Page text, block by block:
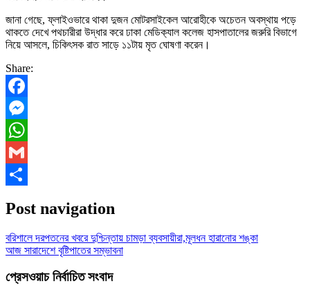
জানা গেছে, ফ্লাইওভারে থাকা দুজন মোটরসাইকেল আরোহীকে অচেতন অবস্থায় পড়ে
থাকতে দেখে পথচারীরা উদ্ধার করে ঢাকা মেডিক‌্যাল কলেজ হাসপাতালের জরুরি বিভাগে
নিয়ে আসলে, চিকিৎসক রাত সাড়ে ১১টায় মৃত ঘোষণা করেন।
Share:
Facebook
Messenger
WhatsApp
Gmail
Post navigation
বরিশালে দরপতনের খবরে দুশ্চিন্তায় চামড়া ব্যবসায়ীরা,মূলধন হারানোর শঙ্কা
আজ সারাদেশে বৃষ্টিপাতের সম্ভাবনা
প্রেসওয়াচ নির্বাচিত সংবাদ